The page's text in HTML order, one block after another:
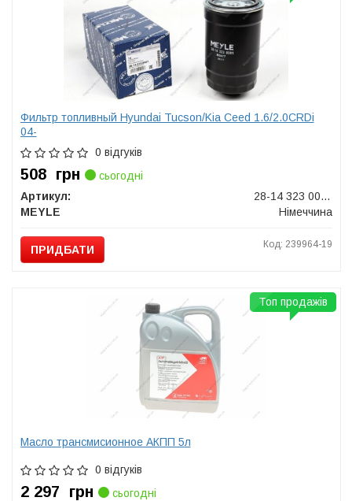
Фильтр топливный Hyundai Tucson/Kia Ceed 1.6/2.0CRDi
04-
0 відгуків
508 грн
сьогодні
Артикул:
28-14 323 0001
MEYLE
Німеччина
ПРИДБАТИ Код: 239964-19
Масло трансмисионное АКПП 5л
0 відгуків
2 297 грн
сьогодні
Топ продажів